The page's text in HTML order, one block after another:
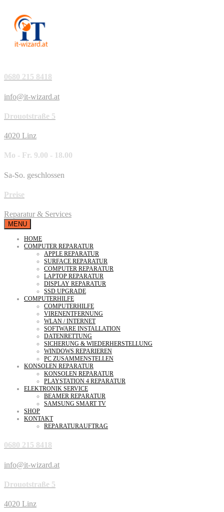
0680 215 8418
info@it-wizard.at
Drouotstraße 5
4020 Linz
Mo - Fr. 9.00 - 18.00
Sa-So. geschlossen
Preise
Reparatur & Services
MENU
HOME
COMPUTER REPARATUR
APPLE REPARATUR
SURFACE REPARATUR
COMPUTER REPARATUR
LAPTOP REPARATUR
DISPLAY REPARATUR
SSD UPGRADE
COMPUTERHILFE
COMPUTERHILFE
VIRENENTFERNUNG
WLAN / INTERNET
SOFTWARE INSTALLATION
DATENRETTUNG
SICHERUNG & WIEDERHERSTELLUNG
WINDOWS REPARIEREN
PC ZUSAMMENSTELLEN
KONSOLEN REPARATUR
KONSOLEN REPARATUR
PLAYSTATION 4 REPARATUR
ELEKTRONIK SERVICE
BEAMER REPARATUR
SAMSUNG SMART TV
SHOP
KONTAKT
REPARATURAUFTRAG
0680 215 8418
info@it-wizard.at
Drouotstraße 5
4020 Linz